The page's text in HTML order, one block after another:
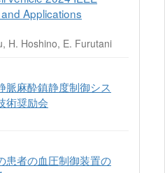
Applications
H. Hoshino, E. Furutani
脈麻酔鎮静度制御シス
術奨励会
患者の血圧制御装置の